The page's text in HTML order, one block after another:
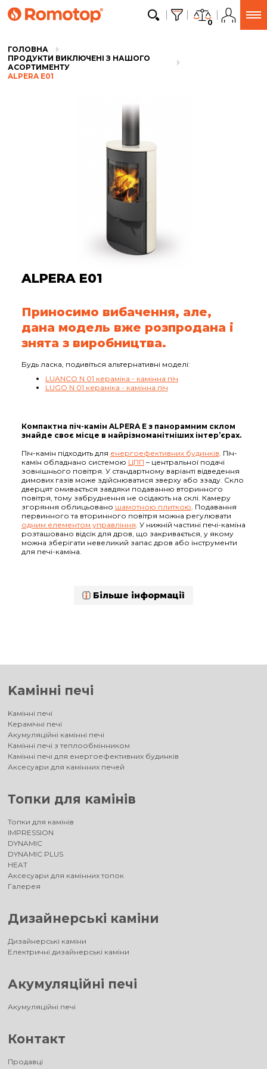
0
ГОЛОВНА
ПРОДУКТИ ВИКЛЮЧЕНІ З НАШОГО
АСОРТИМЕНТУ
ALPERA E01
ALPERA E01
Приносимо вибачення, але,
дана модель вже розпродана і
знята з виробництва.
Будь ласка, подивіться альтернативні моделі:
LUANCO N 01 кераміка - камінна піч
LUGO N 01 кераміка - камінна піч
Компактна піч-камін ALPERA E з панорамним склом
знайде своє місце в найрізноманітніших інтер’єрах.
Піч-камін підходить для енергоефективних будинків . Піч-
камін обладнано системою ЦПП – центральної подачі
зовнішнього повітря. У стандартному варіанті відведення
димових газів може здійснюватися зверху або ззаду. Скло
дверцят омивається завдяки подаванню вторинного
повітря, тому забруднення не осідають на склі. Камеру
згоряння облицьовано шамотною плиткою . Подавання
первинного та вторинного повітря можна регулювати
одним елементом управління . У нижній частині печі-каміна
розташовано відсік для дров, що закривається, у якому
можна зберігати невеликий запас дров або інструменти
для печі-каміна.
Більше інформації
Kамінні печі
Kамінні печі
Керамічні печі
Акумуляційні камінні печі
Камінні печі з теплообмінником
Камінні печі для енергоефективних будинків
Аксесуари для камінних печей
Топки для камінів
Топки для камінів
IMPRESSION
DYNAMIC
DYNAMIC PLUS
HEAT
Аксесуари для камінних топок
Галерея
Дизайнерські каміни
Дизайнерські каміни
Електричні дизайнерські каміни
Акумуляційні печі
Акумуляційні печі
Контакт
Продавці